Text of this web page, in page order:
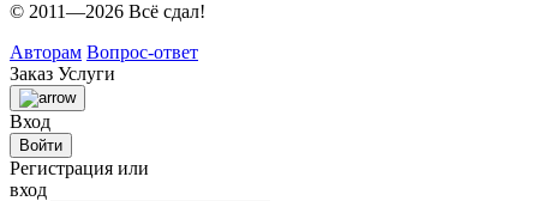
© 2011—2026 Всё сдал!
Авторам Вопрос-ответ
Заказ Услуги
Вход
Войти
Регистрация или
вход